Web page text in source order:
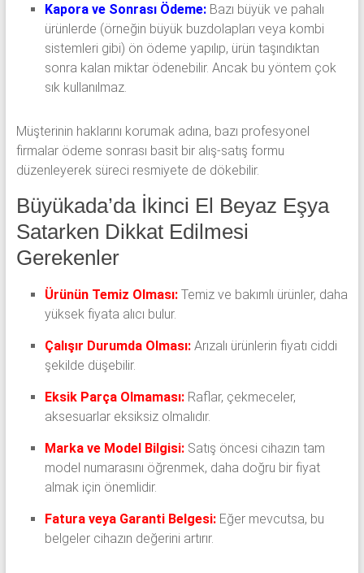
Kapora ve Sonrası Ödeme:Bazı büyük ve pahalı
ürünlerde (örneğin büyük buzdolapları veya kombi
sistemleri gibi) ön ödeme yapılıp, ürün taşındıktan
sonra kalan miktar ödenebilir. Ancak bu yöntem çok
sık kullanılmaz.
Müşterinin haklarını korumak adına, bazı profesyonel
firmalar ödeme sonrası basit bir alış-satış formu
düzenleyerek süreci resmiyete de dökebilir.
Büyükada’da İkinci El Beyaz Eşya
Satarken Dikkat Edilmesi
Gerekenler
Ürünün Temiz Olması:Temiz ve bakımlı ürünler, daha
yüksek fiyata alıcı bulur.
Çalışır Durumda Olması: Arızalı ürünlerin fiyatı ciddi
şekilde düşebilir.
Eksik Parça Olmaması: Raflar, çekmeceler,
aksesuarlar eksiksiz olmalıdır.
Marka ve Model Bilgisi:Satış öncesi cihazın tam
model numarasını öğrenmek, daha doğru bir fiyat
almak için önemlidir.
Fatura veya Garanti Belgesi:Eğer mevcutsa, bu
belgeler cihazın değerini artırır.